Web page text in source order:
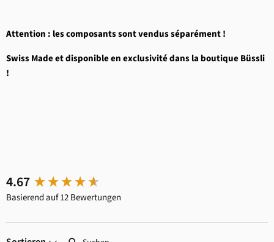
Attention : les composants sont vendus séparément !
Swiss Made et disponible en exclusivité dans la boutique Büssli
!
4.67
Basierend auf 12 Bewertungen
Suchen:
New content loaded